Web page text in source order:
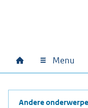
Hoofdnavigatie
Home Menu
Andere